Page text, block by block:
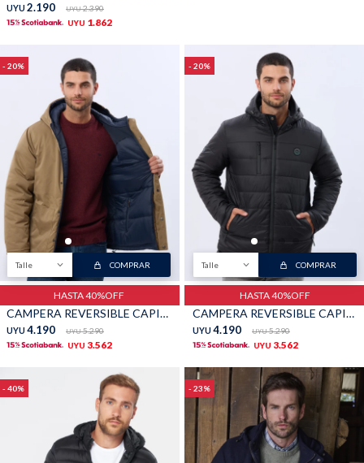
UYU 2.190 UYU 2.390
UYU 1.862
20
Talle COMPRAR
HASTA 40%OFF
CAMPERA REVERSIBLE CAPITONEADA - Azul
UYU 4.190 UYU 5.290
UYU 3.562
20
Talle COMPRAR
HASTA 40%OFF
CAMPERA REVERSIBLE CAPITONEADA - Negro
UYU 4.190 UYU 5.290
UYU 3.562
40 23